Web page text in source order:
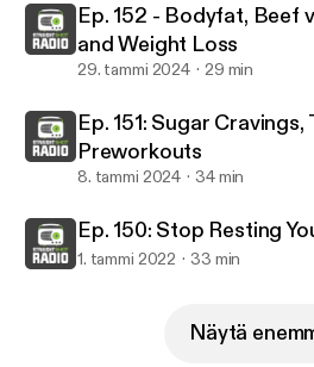
Ep. 152 - Bodyfat, Beef
and Weight Loss
29. tammi 2024 29 min
Ep. 151: Sugar
Preworkouts
8. tammi 2024 34 min
Ep. 150: Stop Resting
1. tammi 2022 33 min
Näytä